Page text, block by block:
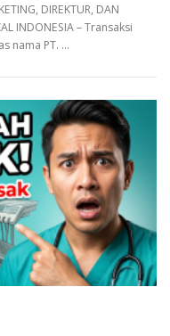
DIREKTUR, DAN
INDONESIA – Transaksi
nama PT. …